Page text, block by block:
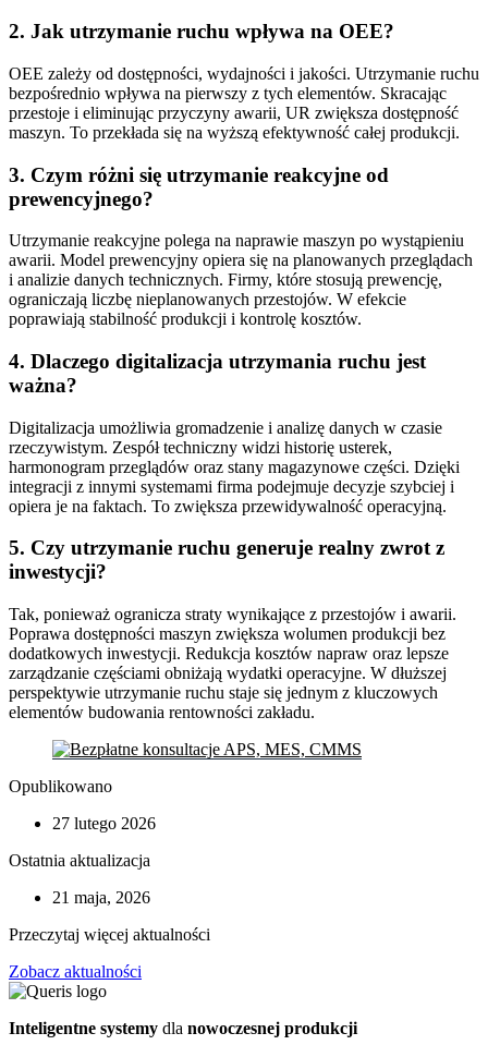
2. Jak utrzymanie ruchu wpływa na OEE?
OEE zależy od dostępności, wydajności i jakości. Utrzymanie ruchu
bezpośrednio wpływa na pierwszy z tych elementów. Skracając
przestoje i eliminując przyczyny awarii, UR zwiększa dostępność
maszyn. To przekłada się na wyższą efektywność całej produkcji.
3. Czym różni się utrzymanie reakcyjne od
prewencyjnego?
Utrzymanie reakcyjne polega na naprawie maszyn po wystąpieniu
awarii. Model prewencyjny opiera się na planowanych przeglądach
i analizie danych technicznych. Firmy, które stosują prewencję,
ograniczają liczbę nieplanowanych przestojów. W efekcie
poprawiają stabilność produkcji i kontrolę kosztów.
4. Dlaczego digitalizacja utrzymania ruchu jest
ważna?
Digitalizacja umożliwia gromadzenie i analizę danych w czasie
rzeczywistym. Zespół techniczny widzi historię usterek,
harmonogram przeglądów oraz stany magazynowe części. Dzięki
integracji z innymi systemami firma podejmuje decyzje szybciej i
opiera je na faktach. To zwiększa przewidywalność operacyjną.
5. Czy utrzymanie ruchu generuje realny zwrot z
inwestycji?
Tak, ponieważ ogranicza straty wynikające z przestojów i awarii.
Poprawa dostępności maszyn zwiększa wolumen produkcji bez
dodatkowych inwestycji. Redukcja kosztów napraw oraz lepsze
zarządzanie częściami obniżają wydatki operacyjne. W dłuższej
perspektywie utrzymanie ruchu staje się jednym z kluczowych
elementów budowania rentowności zakładu.
Opublikowano
27 lutego 2026
Ostatnia aktualizacja
21 maja, 2026
Przeczytaj więcej aktualności
Zobacz aktualności
Inteligentne systemy dla nowoczesnej produkcji